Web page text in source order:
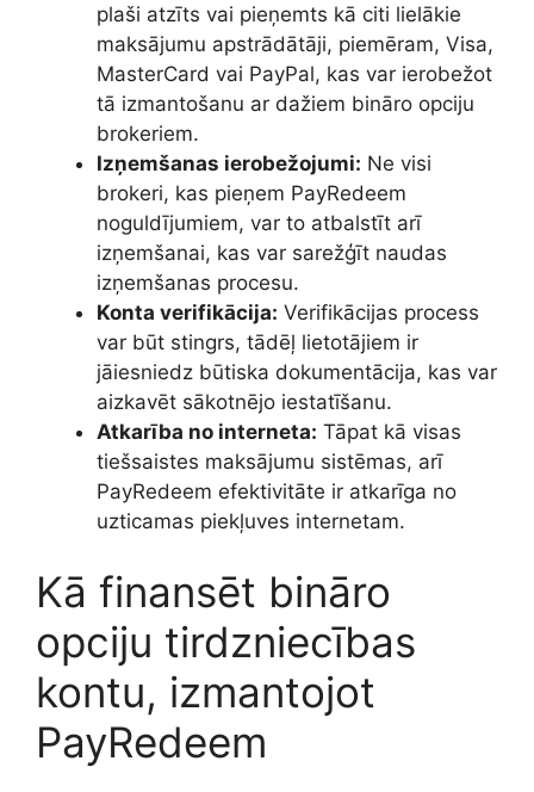
plaši atzīts vai pieņemts kā citi lielākie
maksājumu apstrādātāji, piemēram, Visa,
MasterCard vai PayPal, kas var ierobežot
tā izmantošanu ar dažiem bināro opciju
brokeriem.
Izņemšanas ierobežojumi: Ne visi
brokeri, kas pieņem PayRedeem
noguldījumiem, var to atbalstīt arī
izņemšanai, kas var sarežģīt naudas
izņemšanas procesu.
Konta verifikācija: Verifikācijas process
var būt stingrs, tādēļ lietotājiem ir
jāiesniedz būtiska dokumentācija, kas var
aizkavēt sākotnējo iestatīšanu.
Atkarība no interneta: Tāpat kā visas
tiešsaistes maksājumu sistēmas, arī
PayRedeem efektivitāte ir atkarīga no
uzticamas piekļuves internetam.
Kā finansēt bināro
opciju tirdzniecības
kontu, izmantojot
PayRedeem